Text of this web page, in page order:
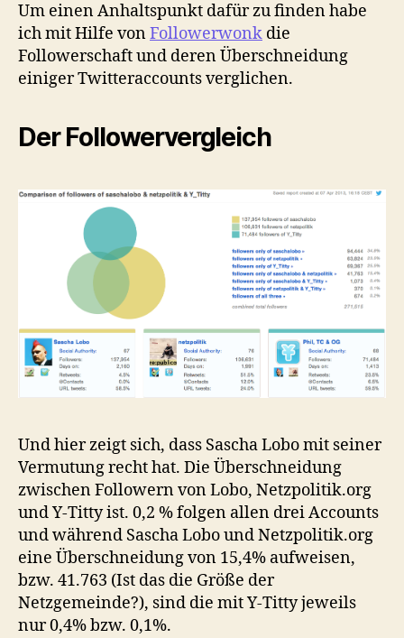
Um einen Anhaltspunkt dafür zu finden habe
ich mit Hilfe vonFollowerwonk die
Followerschaft und deren Überschneidung
einiger Twitteraccounts verglichen.
Der Followervergleich
Und hier zeigt sich, dass Sascha Lobo mit seiner
Vermutung recht hat. Die Überschneidung
zwischen Followern von Lobo, Netzpolitik.org
und Y-Titty ist. 0,2 % folgen allen drei Accounts
und während Sascha Lobo und Netzpolitik.org
eine Überschneidung von 15,4% aufweisen,
bzw. 41.763 (Ist das die Größe der
Netzgemeinde?), sind die mit Y-Titty jeweils
nur 0,4% bzw. 0,1%.